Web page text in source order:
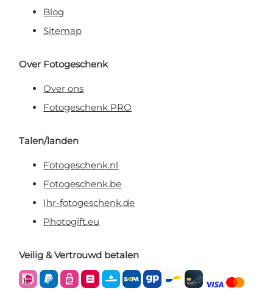
Blog
Sitemap
Over Fotogeschenk
Over ons
Fotogeschenk PRO
Talen/landen
Fotogeschenk.nl
Fotogeschenk.be
Ihr-fotogeschenk.de
Photogift.eu
Veilig & Vertrouwd betalen